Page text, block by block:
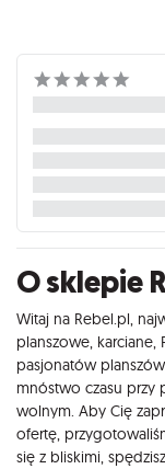
O sklepie
Witaj na Rebel.pl,
planszowe, karciane,
pasjonatów
mnóstwo czasu przy
wolnym. Aby Cię
ofertę,
się z bliskimi,